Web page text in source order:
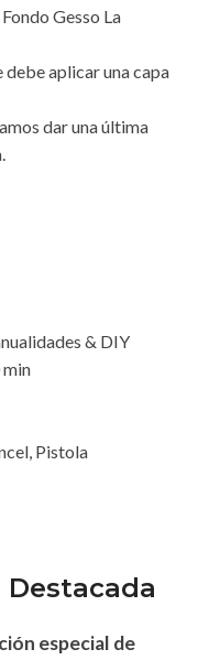
Gesso La
debe aplicar una capa
dar una última
& DIY
min
Pistola
especial de